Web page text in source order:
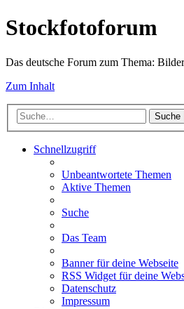
Stockfotoforum
Das deutsche Forum zum Thema:
Zum Inhalt
Suche
Schnellzugriff
Unbeantwortete Themen
Aktive Themen
Suche
Das Team
Banner für deine Webseite
RSS Widget für deine
Datenschutz
Impressum